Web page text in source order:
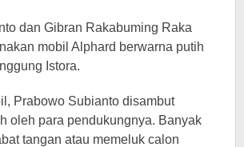
dan Gibran Rakabuming Raka
mobil Alphard berwarna putih
Istora.
Prabowo Subianto disambut
oleh para pendukungnya. Banyak
tangan atau memeluk calon